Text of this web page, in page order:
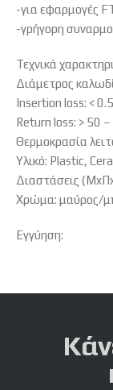
-για εφαρμογές
-γρήγορη
Τεχνικά
Διάμετρος
Insertion loss: <
Return loss: > 50
Θερμοκρασία
Υλικό: Plastic,
Διαστάσεις
Χρώμα: μαύρος/
Εγγύηση: